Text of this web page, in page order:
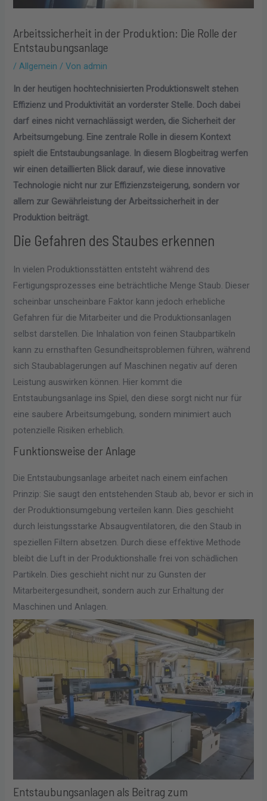
Arbeitssicherheit in der Produktion: Die Rolle der
Entstaubungsanlage
/Allgemein / Von admin
In der heutigen hochtechnisierten Produktionswelt stehen
Effizienz und Produktivität an vorderster Stelle. Doch dabei
darf eines nicht vernachlässigt werden, die Sicherheit der
Arbeitsumgebung. Eine zentrale Rolle in diesem Kontext
spielt die Entstaubungsanlage. In diesem Blogbeitrag werfen
wir einen detaillierten Blick darauf, wie diese innovative
Technologie nicht nur zur Effizienzsteigerung, sondern vor
allem zur Gewährleistung der Arbeitssicherheit in der
Produktion beiträgt.
Die Gefahren des Staubes erkennen
In vielen Produktionsstätten entsteht während des
Fertigungsprozesses eine beträchtliche Menge Staub. Dieser
scheinbar unscheinbare Faktor kann jedoch erhebliche
Gefahren für die Mitarbeiter und die Produktionsanlagen
selbst darstellen. Die Inhalation von feinen Staubpartikeln
kann zu ernsthaften Gesundheitsproblemen führen, während
sich Staubablagerungen auf Maschinen negativ auf deren
Leistung auswirken können. Hier kommt die
Entstaubungsanlage ins Spiel, den diese sorgt nicht nur für
eine saubere Arbeitsumgebung, sondern minimiert auch
potenzielle Risiken erheblich.
Funktionsweise der Anlage
Die Entstaubungsanlage arbeitet nach einem einfachen
Prinzip: Sie saugt den entstehenden Staub ab, bevor er sich in
der Produktionsumgebung verteilen kann. Dies geschieht
durch leistungsstarke Absaugventilatoren, die den Staub in
speziellen Filtern absetzen. Durch diese effektive Methode
bleibt die Luft in der Produktionshalle frei von schädlichen
Partikeln. Dies geschieht nicht nur zu Gunsten der
Mitarbeitergesundheit, sondern auch zur Erhaltung der
Maschinen und Anlagen.
Entstaubungsanlagen als Beitrag zum